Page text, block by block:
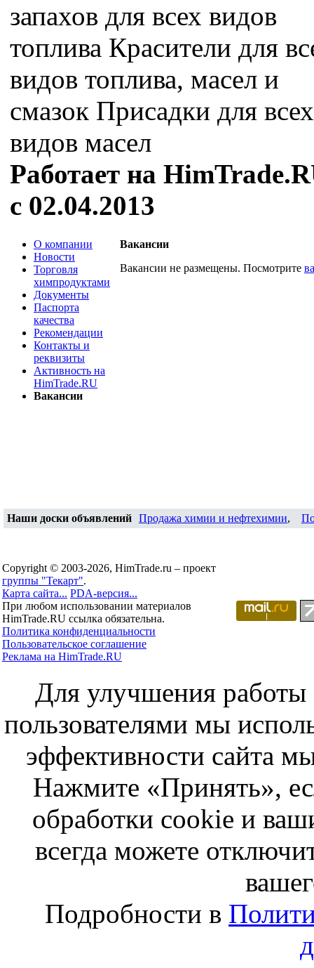
запахов для всех видов
топлива Красители для
видов топлива, масел и
смазок Присадки для всех
видов масел
Работает на
с 02.04.2013
О компании
Новости
Торговля
химпродуктами
Документы
Паспорта
качества
Рекомендации
Контакты и
реквизиты
Активность на
HimTrade.RU
Вакансии
Вакансии
Вакансии не размещены. Посмотрите
Наши доски объявлений Продажа химии и нефтехимии,
Copyright © 2003-2026, HimTrade.ru – проект
группы "Текарт".
Карта сайта... PDA-версия...
При любом использовании материалов
HimTrade.RU ссылка обязательна.
Политика конфиденциальности
Пользовательское соглашение
Реклама на HimTrade.RU
Для улучшения работы
пользователями мы
эффективности сайта
Нажмите «Принять»,
обработки cookie и
всегда можете
Подробности в